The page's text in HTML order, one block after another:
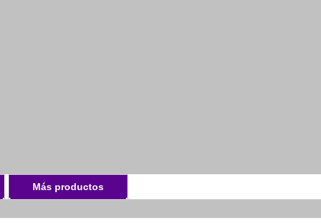
Más productos